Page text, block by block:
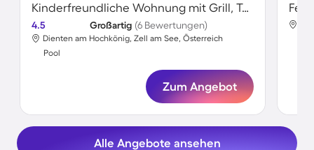
Kinderfreundliche Wohnung mit Grill, Terrasse und Whirlpool | Perfekt für die Arbeit von Zuhause | Haustiere erlaubt
4.5 Großartig (6 Bewertungen)
Dienten am Hochkönig, Zell am See, Österreich
Pool
Zum Angebot
Alle Angebote ansehen